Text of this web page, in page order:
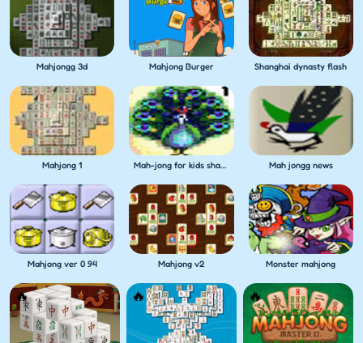
Mahjongg 3d Mahjong Burger Shanghai dynasty flash
Mahjong 1 Mah-jong for kids shanghai Mah jongg news
Mahjong ver 0 94 Mahjong v2 Monster mahjong